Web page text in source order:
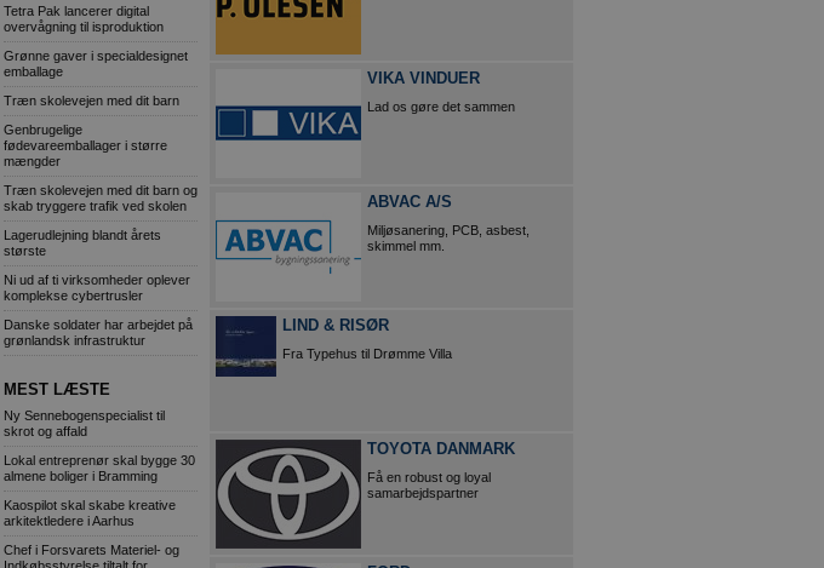
Tetra Pak lancerer digital
overvågning til isproduktion
Grønne gaver i specialdesignet
emballage
Træn skolevejen med dit barn
Genbrugelige
fødevareemballager i større
mængder
Træn skolevejen med dit barn og
skab tryggere trafik ved skolen
Lagerudlejning blandt årets
største
Ni ud af ti virksomheder oplever
komplekse cybertrusler
Danske soldater har arbejdet på
grønlandsk infrastruktur
MEST LÆSTE
Ny Sennebogenspecialist til
skrot og affald
Lokal entreprenør skal bygge 30
almene boliger i Bramming
Kaospilot skal skabe kreative
arkitektledere i Aarhus
Chef i Forsvarets Materiel- og
VIKA VINDUER
Lad os gøre det sammen
ABVAC A/S
Miljøsanering, PCB, asbest,
skimmel mm.
LIND & RISØR
Fra Typehus til Drømme Villa
TOYOTA DANMARK
Få en robust og loyal
samarbejdspartner